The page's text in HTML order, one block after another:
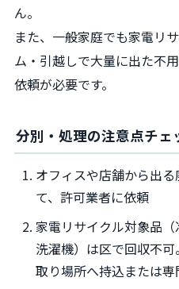
ん。
また、一般家庭でも家電リ
ム・引越しで大量に出た不
依頼が必要です。
分別・処理の注意点チェ
オフィスや店舗から出
て、許可業者に依頼
家電リサイクル対象品
洗濯機）は区で回収不
取り場所へ持込または